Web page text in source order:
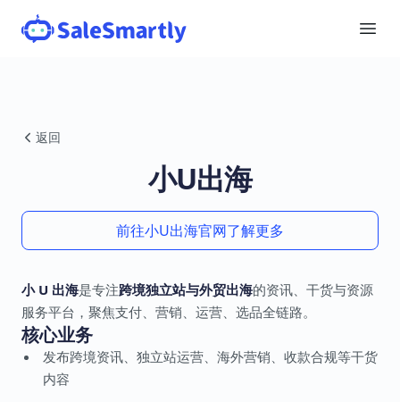
返回
小U出海
前往小U出海官网了解更多
小 U 出海是专注跨境独立站与外贸出海的资讯、干货与资源
服务平台，聚焦支付、营销、运营、选品全链路。
核心业务
发布跨境资讯、独立站运营、海外营销、收款合规等干货
内容